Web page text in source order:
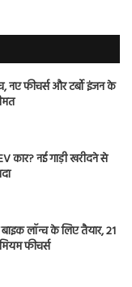
नए फीचर्स और टर्बो इंजन के
कार? नई गाड़ी खरीदने से
लॉन्च के लिए तैयार, 21
फीचर्स